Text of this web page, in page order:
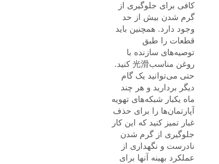
کافی برای جلوگیری از
گرم شدن بیش از حد
وجود دارد. همچنین باید
قطعات را طبق
توصیه‌های سازنده با
روغن مناسب光滑 کنید.
حتی می‌توانید یک گام
دیگر بردارید و هر چند
ماه یکبار شبکه‌های تهویه
آپارتمان‌ها را برای حذف
غبار تمیز کنید که این کار
جلوگیری از گرم شدن
نادرست و نگهداری از
عملکرد بهینه آنها برای